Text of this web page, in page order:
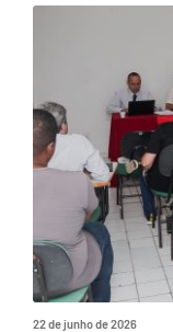
22 de junho de 2026